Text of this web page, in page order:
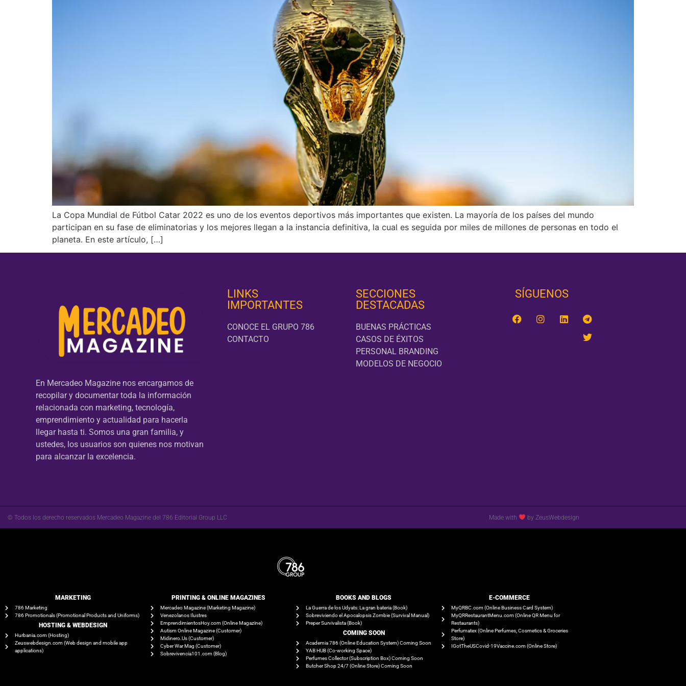
La Copa Mundial de Fútbol Catar 2022 es uno de los eventos deportivos más importantes que existen. La mayoría de los países del mundo
participan en su fase de eliminatorias y los mejores llegan a la instancia definitiva, la cual es seguida por miles de millones de personas en todo el
planeta. En este artículo, […]
En Mercadeo Magazine nos encargamos de
recopilar y documentar toda la información
relacionada con marketing, tecnología,
emprendimiento y actualidad para hacerla
llegar hasta ti. Somos una gran familia, y
ustedes, los usuarios son quienes nos motivan
para alcanzar la excelencia.
LINKS
IMPORTANTES
CONOCE EL GRUPO 786
CONTACTO
SECCIONES
DESTACADAS
BUENAS PRÁCTICAS
CASOS DE ÉXITOS
PERSONAL BRANDING
MODELOS DE NEGOCIO
SÍGUENOS‎
© Todos los derecho reservados Mercadeo Magazine del 786 Editorial Group LLC Made with by ZeusWebdesign
MARKETING
786 Marketing
786 Promotionals (Promotional Products and Uniforms)
HOSTING & WEBDESIGN
Hurbania.com (Hosting)
Zeuswebdesign.com (Web design and mobile app
applications)
PRINTING & ONLINE MAGAZINES
Mercadeo Magazine (Marketing Magazine)
Venezolanos Ilustres
EmprendimientosHoy.com (Online Magazine)
Autism Online Magazine (Customer)
Midinero.Us (Customer)
Cyber War Mag (Customer)
Sobrevivencia101.com (Blog)
BOOKS AND BLOGS​
La Guerra de los Udyats: La gran bateria (Book)
Sobreviviendo el Apocalopsis Zombie (Survival Manual)
Preper Survivalista (Book)
COMING SOON
Academia 786 (Online Education System) Coming Soon
YAB HUB (Co-working Space)
Perfumes Collector (Subscription Box) Coming Soon
Butcher Shop 24/7 (Online Store) Coming Soon
E-COMMERCE
MyQRBC.com (Online Business Card System)
MyQRRestaurantMenu.com (Online QR Menu for
Restaurants)
Perfumatex (Online Perfumes, Cosmetics & Groceries
Store)
IGotTheUSCovid-19Vaccine.com (Online Store)